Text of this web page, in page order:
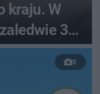
kraju. W
3
5